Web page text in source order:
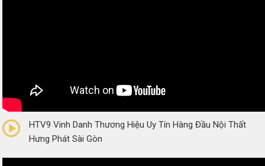
(0 Reviews)
HTV9 Vinh Danh Thương Hiệu Uy Tín Hàng Đầu Nội Thất
Hưng Phát Sài Gòn